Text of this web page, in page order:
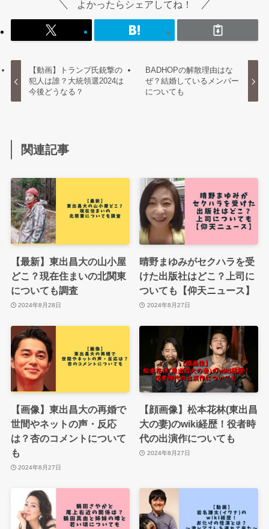
よかったらシェアしてね！
【動画】トランプ氏銃撃の
犯人は誰？大統領選2024は
今後どうなる？
BADHOPの解散理由はな
ぜ？結婚しているメンバー
についても
関連記事
【最新】東出昌大の山小屋
どこ？現在住まいの北関東
についても調査
2024年8月28日
晴野まゆみがセクハラを受
けた出版社はどこ？上司に
ついても【仰天ニュース】
2024年8月27日
【画像】東出昌大の再婚で
世間やネットの声・反応
は？杏のコメントについて
も
2024年8月27日
【顔画像】松本花林(東出昌
大の妻)のwiki経歴！役者時
代の出演作についても
2024年8月27日